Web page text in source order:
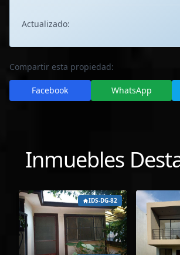
Actualizado:
Compartir esta propiedad:
Facebook WhatsApp
Inmuebles
IDS-DG-82